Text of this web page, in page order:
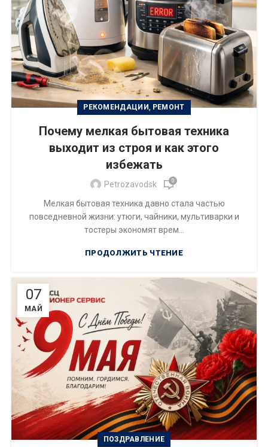
РЕКОМЕНДАЦИИ, РЕМОНТ
Почему мелкая бытовая техника
выходит из строя и как этого
избежать
Petrozavodsk 0
Мелкая бытовая техника давно стала частью
повседневной жизни: утюги, чайники, мультиварки и
тостеры экономят врем...
ПРОДОЛЖИТЬ ЧТЕНИЕ
07
МАЙ
ПОЗДРАВЛЕНИЕ